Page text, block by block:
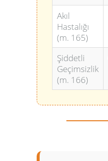
Akıl
Hastalığı
(m. 165)
Şiddetli
Geçimsizlik
(m. 166)